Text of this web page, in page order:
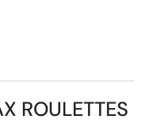
ROULETTES